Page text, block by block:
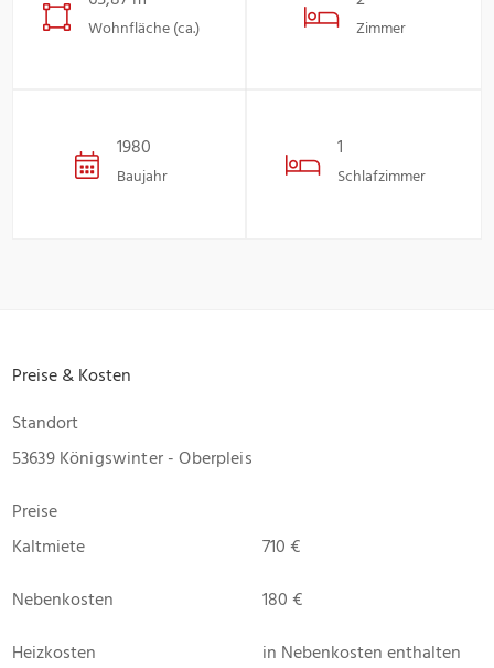
Wohnfläche (ca.) Zimmer
1980
Baujahr
1
Schlafzimmer
Preise & Kosten
Standort
53639 Königswinter - Oberpleis
Preise
Kaltmiete
710 €
Nebenkosten
180 €
Heizkosten
in Nebenkosten enthalten